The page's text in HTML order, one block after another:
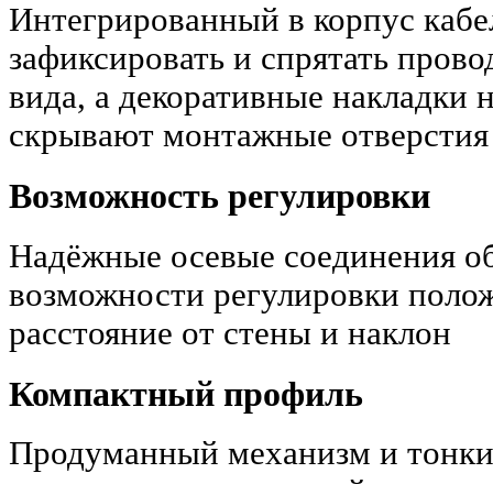
Интегрированный в корпус
зафиксировать и спрятать
вида, а декоративные накладки
скрывают монтажные отверстия
Возможность регулировки
Надёжные осевые соединения
возможности регулировки
расстояние от стены и наклон
Компактный профиль
Продуманный механизм и